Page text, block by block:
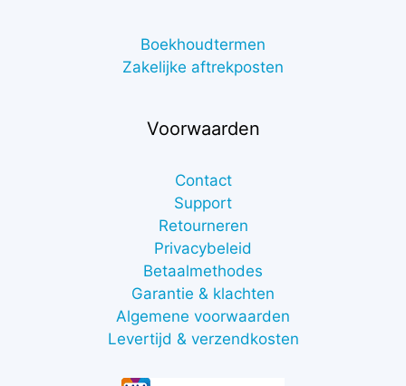
Boekhoudtermen
Zakelijke aftrekposten
Voorwaarden
Contact
Support
Retourneren
Privacybeleid
Betaalmethodes
Garantie & klachten
Algemene voorwaarden
Levertijd & verzendkosten